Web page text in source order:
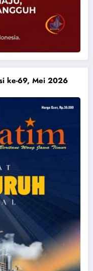
ke-69, Mei 2026